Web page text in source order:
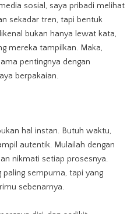
sosial, saya pribadi melihat
sekadar tren, tapi bentuk
bukan hanya lewat kata,
mereka tampilkan. Maka,
pentingnya dengan
berpakaian.
hal instan. Butuh waktu,
autentik. Mulailah dengan
nikmati setiap prosesnya.
paling sempurna, tapi yang
sebenarnya.